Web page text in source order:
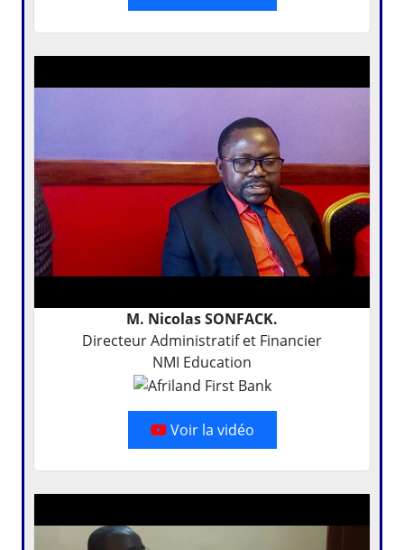
M. Nicolas SONFACK.
Directeur Administratif et Financier
NMI Education
Voir la vidéo